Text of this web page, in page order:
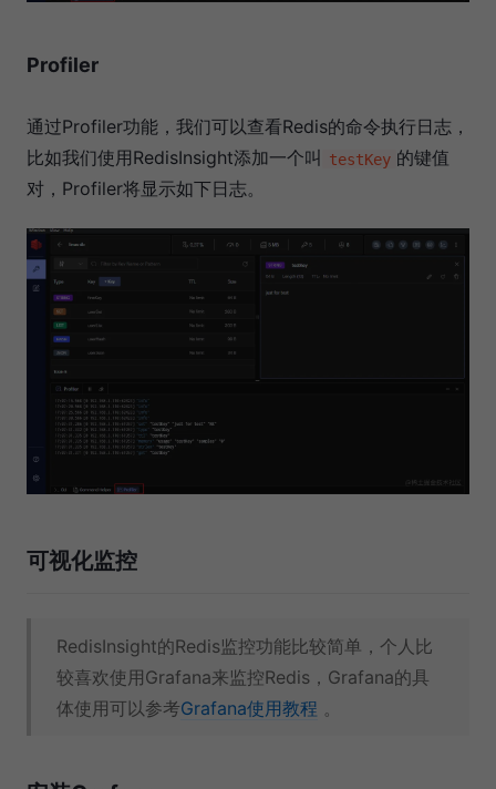
Profiler
通过Profiler功能，我们可以查看Redis的命令执行日志，
比如我们使用RedisInsight添加一个叫
testKey 的键值
对，Profiler将显示如下日志。
可视化监控
RedisInsight的Redis监控功能比较简单，个人比
较喜欢使用Grafana来监控Redis，Grafana的具
体使用可以参考Grafana使用教程 。